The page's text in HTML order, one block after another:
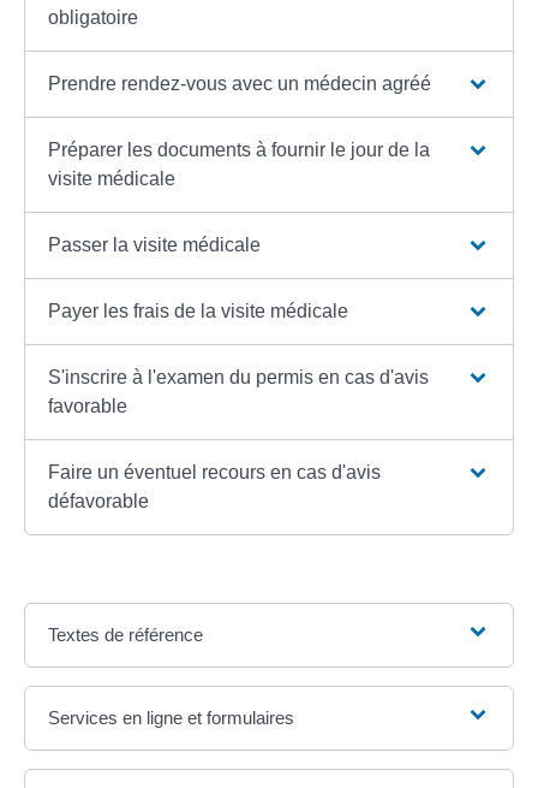
obligatoire
Prendre rendez-vous avec un médecin agréé
Préparer les documents à fournir le jour de la
visite médicale
Passer la visite médicale
Payer les frais de la visite médicale
S'inscrire à l'examen du permis en cas d'avis
favorable
Faire un éventuel recours en cas d'avis
défavorable
Textes de référence
Services en ligne et formulaires